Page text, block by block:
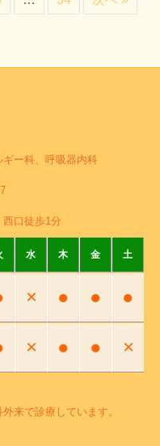
ー科、呼吸器内科
西口徒歩1分
水 木 金 土
× ● ● ●
× ● ● ×
来で診療しています。